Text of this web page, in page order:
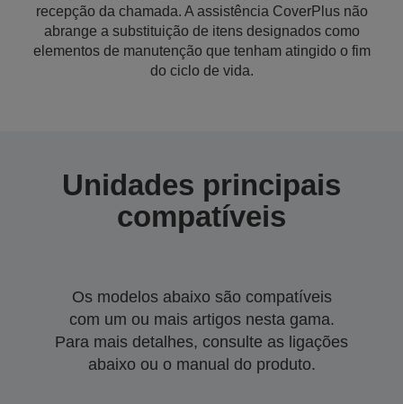
recepção da chamada. A assistência CoverPlus não
abrange a substituição de itens designados como
elementos de manutenção que tenham atingido o fim
do ciclo de vida.
Unidades principais
compatíveis
Os modelos abaixo são compatíveis
com um ou mais artigos nesta gama.
Para mais detalhes, consulte as ligações
abaixo ou o manual do produto.